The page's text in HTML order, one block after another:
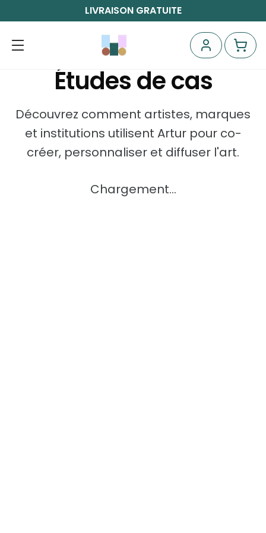
LIVRAISON GRATUITE
Études de cas
Découvrez comment artistes, marques
et institutions utilisent Artur pour co-
créer, personnaliser et diffuser l'art.
Chargement…